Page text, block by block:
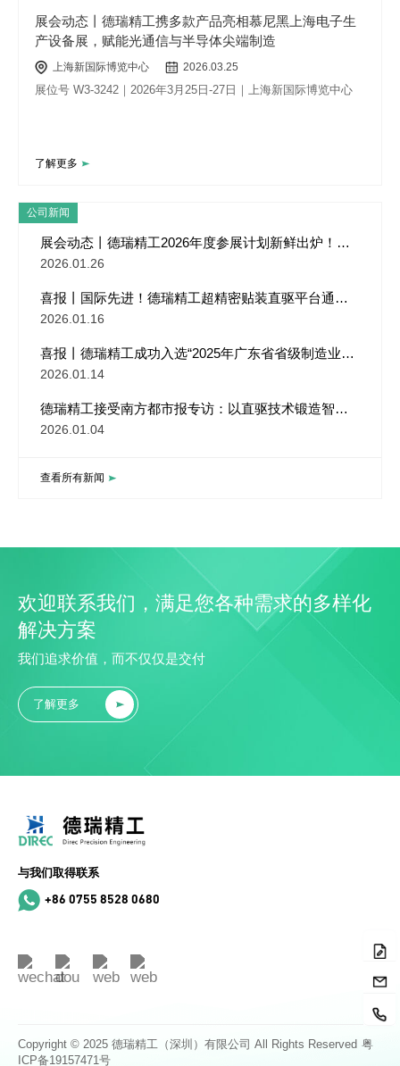
展会动态丨德瑞精工携多款产品亮相慕尼黑上海电子生
产设备展，赋能光通信与半导体尖端制造
上海新国际博览中心 2026.03.25
展位号 W3-3242｜2026年3月25日-27日｜上海新国际博览中心
了解更多
公司新闻
展会动态丨德瑞精工2026年度参展计划新鲜出炉！慕
尼黑上海电子生产设备展预约通道正式开启！
2026.01.26
喜报丨国际先进！德瑞精工超精密贴装直驱平台通过
国家权威成果评价
2026.01.16
喜报丨德瑞精工成功入选“2025年广东省省级制造业单
项冠军企业”！
2026.01.14
德瑞精工接受南方都市报专访：以直驱技术锻造智能
制造“中国肌肉”
2026.01.04
查看所有新闻
欢迎联系我们，满足您各种需求的多样化
解决方案
我们追求价值，而不仅仅是交付
了解更多
与我们取得联系
+86 0755 8528 0680
Copyright © 2025 德瑞精工（深圳）有限公司 All Rights Reserved 粤
ICP备19157471号